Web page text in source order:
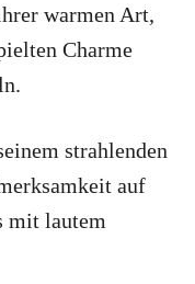
warmen Art,
Charme
strahlenden
auf
mit lautem